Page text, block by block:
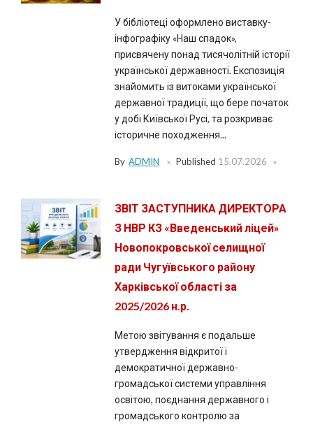
У бібліотеці оформлено виставку-
інфографіку «Наш спадок»,
присвячену понад тисячолітній історії
української державності. Експозиція
знайомить із витоками української
державної традиції, що бере початок
у добі Київської Русі, та розкриває
історичне походження...
By ADMIN Published 15.07.2026
ЗВІТ ЗАСТУПНИКА ДИРЕКТОРА
З НВР КЗ «Введенський ліцей»
Новопокровської селищної
ради Чугуївського району
Харківської області за
2025/2026 н.р.
Метою звітування є подальше
утвердження відкритої і
демократичної державно-
громадської системи управління
освітою, поєднання державного і
громадського контролю за